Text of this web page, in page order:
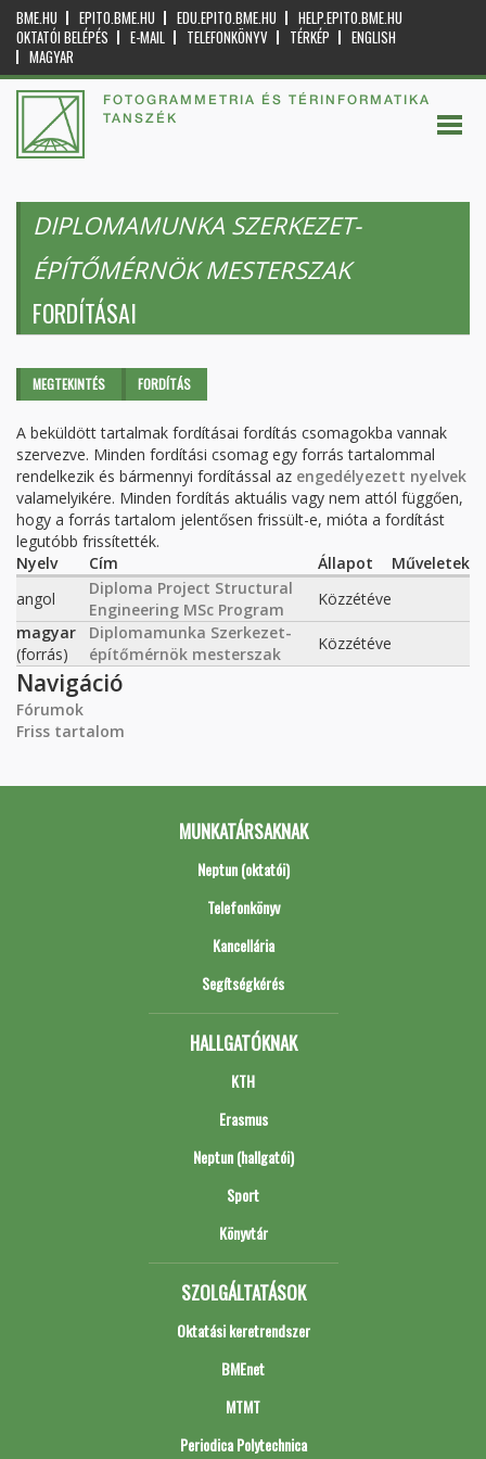
BME.HU EPITO.BME.HU EDU.EPITO.BME.HU
HELP.EPITO.BME.HU
OKTATÓI BELÉPÉS
E-MAIL TELEFONKÖNYV TÉRKÉP
ENGLISH
MAGYAR
FOTOGRAMMETRIA ÉS TÉRINFORMATIKA
TANSZÉK
DIPLOMAMUNKA SZERKEZET-
ÉPÍTŐMÉRNÖK MESTERSZAK
FORDÍTÁSAI
Elsődleges fülek
MEGTEKINTÉS FORDÍTÁS
A beküldött tartalmak fordításai fordítás csomagokba vannak
szervezve. Minden fordítási csomag egy forrás tartalommal
rendelkezik és bármennyi fordítással az engedélyezett nyelvek
valamelyikére. Minden fordítás aktuális vagy nem attól függően,
hogy a forrás tartalom jelentősen frissült-e, mióta a fordítást
legutóbb frissítették.
Nyelv
Cím Állapot
Műveletek
angol
Diploma Project Structural
Engineering MSc Program
Közzétéve
magyar
(forrás)
Diplomamunka Szerkezet-
építőmérnök mesterszak
Közzétéve
Navigáció
Fórumok
Friss tartalom
MUNKATÁRSAKNAK
Neptun (oktatói)
Telefonkönyv
Kancellária
Segítségkérés
HALLGATÓKNAK
KTH
Erasmus
Neptun (hallgatói)
Sport
Könyvtár
SZOLGÁLTATÁSOK
Oktatási keretrendszer
BMEnet
MTMT
Periodica Polytechnica